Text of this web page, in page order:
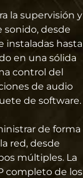
la supervisión y
sonido, desde
instaladas hasta
en una sólida
control del
de audio
de software.
de forma
red, desde
múltiples. La
completo de los